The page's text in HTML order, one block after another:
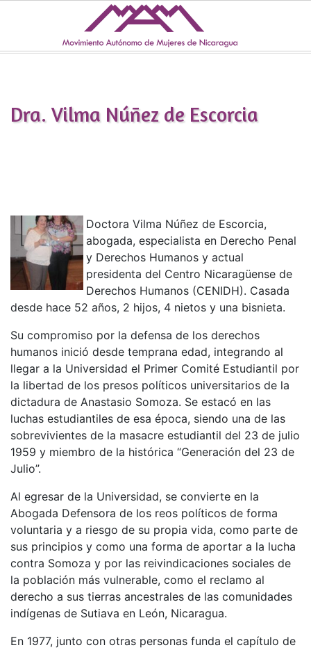
Skip to main content
Dra. Vilma Núñez de Escorcia
Doctora Vilma Núñez de Escorcia,
abogada, especialista en Derecho Penal
y Derechos Humanos y actual
presidenta del Centro Nicaragüense de
Derechos Humanos (CENIDH). Casada
desde hace 52 años, 2 hijos, 4 nietos y una bisnieta.
Su compromiso por la defensa de los derechos
humanos inició desde temprana edad, integrando al
llegar a la Universidad el Primer Comité Estudiantil por
la libertad de los presos políticos universitarios de la
dictadura de Anastasio Somoza. Se estacó en las
luchas estudiantiles de esa época, siendo una de las
sobrevivientes de la masacre estudiantil del 23 de julio
1959 y miembro de la histórica “Generación del 23 de
Julio”.
Al egresar de la Universidad, se convierte en la
Abogada Defensora de los reos políticos de forma
voluntaria y a riesgo de su propia vida, como parte de
sus principios y como una forma de aportar a la lucha
contra Somoza y por las reivindicaciones sociales de
la población más vulnerable, como el reclamo al
derecho a sus tierras ancestrales de las comunidades
indígenas de Sutiava en León, Nicaragua.
En 1977, junto con otras personas funda el capítulo de